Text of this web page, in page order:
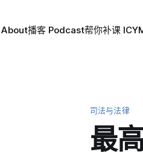
About播客 Podcast帮你补课
司法与法律
最